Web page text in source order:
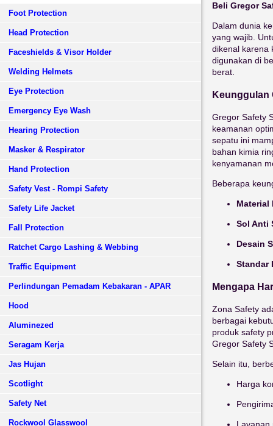
Foot Protection
Head Protection
Faceshields & Visor Holder
Welding Helmets
Eye Protection
Emergency Eye Wash
Hearing Protection
Masker & Respirator
Hand Protection
Safety Vest - Rompi Safety
Safety Life Jacket
Fall Protection
Ratchet Cargo Lashing & Webbing
Traffic Equipment
Perlindungan Pemadam Kebakaran - APAR
Hood
Aluminezed
Seragam Kerja
Jas Hujan
Scotlight
Safety Net
Rockwool Glasswool
Beli Gregor
Dalam dunia
yang wajib.
dikenal karena
digunakan di
berat.
Keunggulan
Gregor Safety
keamanan
sepatu ini
bahan kimia
kenyamanan
Beberapa
Material
Sol Anti
Desain
Standar
Mengapa
Zona Safety
berbagai
produk safety
Gregor Safety
Selain itu,
Harga
Layanan